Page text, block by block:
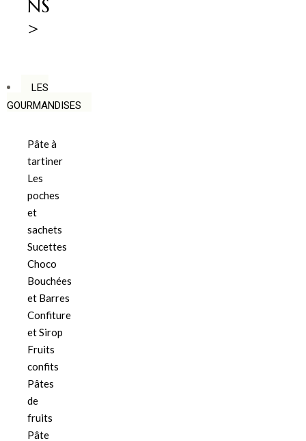
NS
>
LES
GOURMANDISES
Pâte à
tartiner
Les
poches
et
sachets
Sucettes
Choco
Bouchées
et Barres
Confiture
et Sirop
Fruits
confits
Pâtes
de
fruits
Pâte